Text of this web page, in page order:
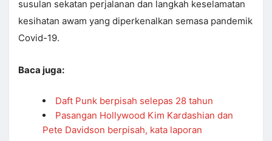
susulan sekatan perjalanan dan langkah keselamatan
kesihatan awam yang diperkenalkan semasa pandemik
Covid-19.
Baca juga:
Daft Punk berpisah selepas 28 tahun
Pasangan Hollywood Kim Kardashian dan
Pete Davidson berpisah, kata laporan